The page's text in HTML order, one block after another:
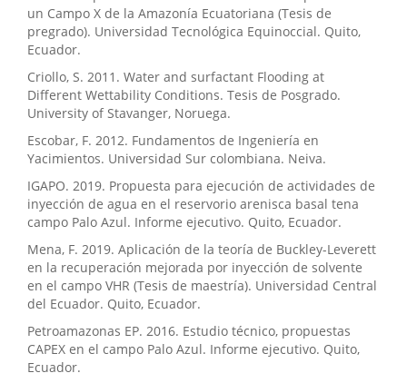
un Campo X de la Amazonía Ecuatoriana (Tesis de
pregrado). Universidad Tecnológica Equinoccial. Quito,
Ecuador.
Criollo, S. 2011. Water and surfactant Flooding at
Different Wettability Conditions. Tesis de Posgrado.
University of Stavanger, Noruega.
Escobar, F. 2012. Fundamentos de Ingeniería en
Yacimientos. Universidad Sur colombiana. Neiva.
IGAPO. 2019. Propuesta para ejecución de actividades de
inyección de agua en el reservorio arenisca basal tena
campo Palo Azul. Informe ejecutivo. Quito, Ecuador.
Mena, F. 2019. Aplicación de la teoría de Buckley-Leverett
en la recuperación mejorada por inyección de solvente
en el campo VHR (Tesis de maestría). Universidad Central
del Ecuador. Quito, Ecuador.
Petroamazonas EP. 2016. Estudio técnico, propuestas
CAPEX en el campo Palo Azul. Informe ejecutivo. Quito,
Ecuador.